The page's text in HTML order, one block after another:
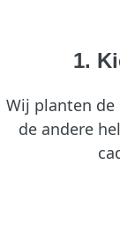
1.
Wij planten
de andere